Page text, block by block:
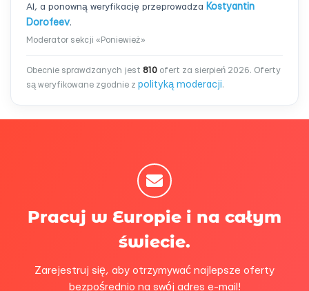
AI, a ponowną weryfikację przeprowadza Kostyantin
Dorofeev.
Moderator sekcji «Poniewież»
Obecnie sprawdzanych jest 810 ofert za sierpień 2026. Oferty
są weryfikowane zgodnie z polityką moderacji.
Pracuj w Europie i na całym
świecie.
Zarejestruj się, aby otrzymywać najlepsze oferty
bezpośrednio na swój adres e-mail!